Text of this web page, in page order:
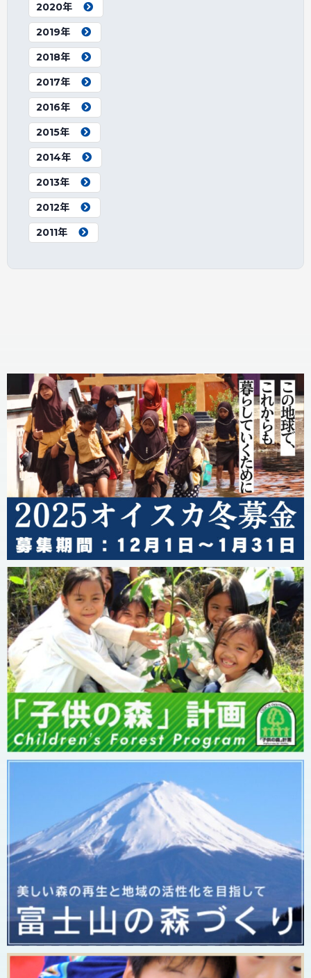
2020年
2019年
2018年
2017年
2016年
2015年
2014年
2013年
2012年
2011年